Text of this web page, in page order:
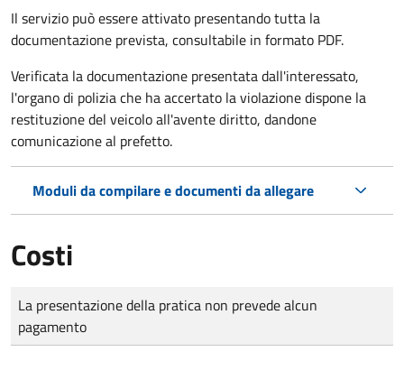
Il servizio può essere attivato presentando tutta la
documentazione prevista, consultabile in formato PDF.
Verificata la documentazione presentata dall'interessato,
l'organo di polizia che ha accertato la violazione dispone la
restituzione del veicolo all'avente diritto, dandone
comunicazione al prefetto.
Moduli da compilare e documenti da allegare
Costi
Tipo di pagamento
Importo
La presentazione della pratica non prevede alcun
pagamento